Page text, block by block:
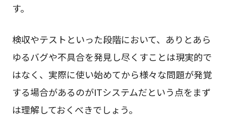
す。
検収やテストといった段階において、ありとあら
ゆるバグや不具合を発見し尽くすことは現実的で
はなく、実際に使い始めてから様々な問題が発覚
する場合があるのがITシステムだという点をまず
は理解しておくべきでしょう。